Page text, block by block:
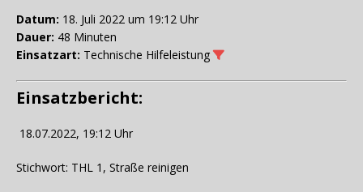
Datum: 18. Juli 2022 um 19:12 Uhr
Dauer: 48 Minuten
Einsatzart: Technische Hilfeleistung
Einsatzbericht:
18.07.2022, 19:12 Uhr
Stichwort: THL 1, Straße reinigen